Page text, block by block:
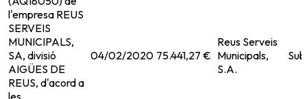
l'empresa REUS
SERVEIS
MUNICIPALS,
SA, divisió
AIGÜES DE
REUS, d'acord a
04/02/2020 75.441,27 €
Reus Serveis
Municipals,
S.A.